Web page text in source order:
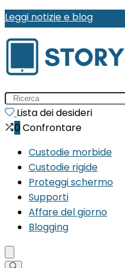
Leggi notizie e blog
Search
for:Lista dei desideri
0 Confrontare
Custodie morbide
Custodie rigide
Proteggi schermo
Supporti
Affare del giorno
Blogging